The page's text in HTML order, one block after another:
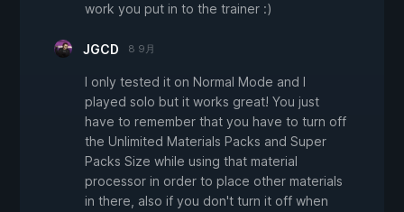
work you put in to the trainer :)
JGCD 8 9月
I only tested it on Normal Mode and I
played solo but it works great! You just
have to remember that you have to turn off
the Unlimited Materials Packs and Super
Packs Size while using that material
processor in order to place other materials
in there, also if you don't turn it off when